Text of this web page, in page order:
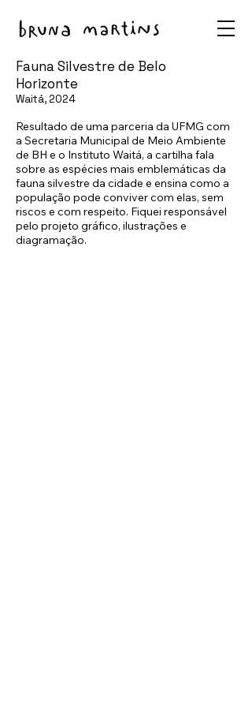
Fauna Silvestre de Belo
Horizonte
Waitá, 2024
Resultado de uma parceria da UFMG com
a Secretaria Municipal de Meio Ambiente
de BH e o Instituto Waitá, a cartilha fala
sobre as espécies mais emblemáticas da
fauna silvestre da cidade e ensina como a
população pode conviver com elas, sem
riscos e com respeito. Fiquei responsável
pelo projeto gráfico, ilustrações e
diagramação.